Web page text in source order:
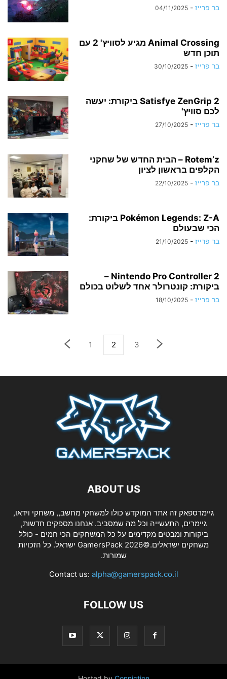
בר פרייז -
04/11/2025
Animal Crossing מגיע לסוויץ' 2 עם
תוכן חדש
בר פרייז -
30/10/2025
Satisfye ZenGrip 2 ביקורת: יעשה
לכם סוויץ'
בר פרייז -
27/10/2025
Rotem’z – הבית החדש של שחקני
הקלפים בראשון לציון
בר פרייז -
22/10/2025
Pokémon Legends: Z-A ביקורת:
הכי שבעולם
בר פרייז -
21/10/2025
Nintendo Pro Controller 2 –
ביקורת: קונטרולר אחד לשלוט בכולם
בר פרייז -
18/10/2025
1 2 3
ABOUT US
גיימרספאק זה אתר המוקדש כולו למשחקי מחשב,, משחקי וידאו,
גיימרים, התעשייה וכל מה שמסביב. אנחנו מספקים חדשות,
ביקורות ומבטים מקדימים על כל המשחקים הכי חמים - כולל
משחקים ישראלים.©2026 GamersPack ישראל. כל הזכויות
שמורות.
Contact us: alpha@gamerspack.co.il
FOLLOW US